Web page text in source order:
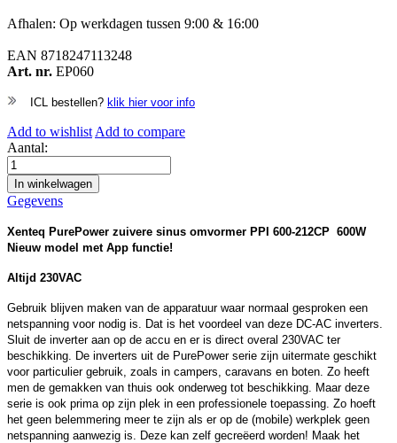
Afhalen: Op werkdagen tussen 9:00 & 16:00
EAN 8718247113248
Art. nr. EP060
ICL bestellen? klik hier voor info
Add to wishlist Add to compare
Aantal:
In winkelwagen
Gegevens
Xenteq PurePower zuivere sinus omvormer PPI 600-212CP 600W
Nieuw model met App functie!
Altijd 230VAC
Gebruik blijven maken van de apparatuur waar normaal gesproken een
netspanning voor nodig is. Dat is het voordeel van deze DC-AC inverters.
Sluit de inverter aan op de accu en er is direct overal 230VAC ter
beschikking. De inverters uit de PurePower serie zijn uitermate geschikt
voor particulier gebruik, zoals in campers, caravans en boten. Zo heeft
men de gemakken van thuis ook onderweg tot beschikking. Maar deze
serie is ook prima op zijn plek in een professionele toepassing. Zo hoeft
het geen belemmering meer te zijn als er op de (mobile) werkplek geen
netspanning aanwezig is. Deze kan zelf gecreëerd worden! Maak het